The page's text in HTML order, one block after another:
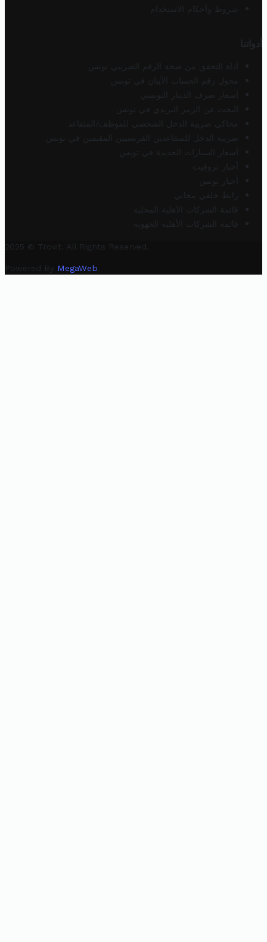
شروط وأحكام الاستخدام
أدواتنا
أداة التحقق من صحة الرقم الضريبي تونس
محول رقم الحساب الآيبان في تونس
أسعار صرف الدينار التونسي
البحث عن الرمز البريدي في تونس
محاكي ضريبة الدخل الشخصي للموظف/المتقاعد
ضريبة الدخل للمتقاعدين الفرنسيين المقيمين في تونس
أسعار السيارات الجديدة في تونس
أخبار تروفيت
أخبار تونس
رابط خلفي مجاني
قائمة الشركات الأهلية المحلية
قائمة الشركات الأهلية الجهوية
2025 © Trovit. All Rights Reserved.
Powered By MegaWeb